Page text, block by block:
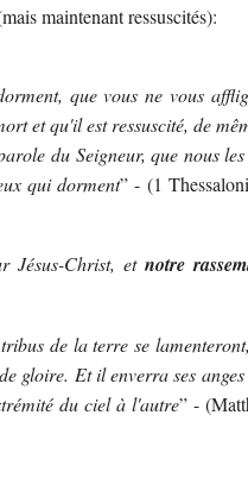
maintenant ressuscités):
que vous ne vous
et qu'il est ressuscité, de
du Seigneur, que nous les
qui dorment” - (1
Jésus-Christ, etnotre
de la terre se
gloire. Et il enverra ses
du ciel à l'autre” -